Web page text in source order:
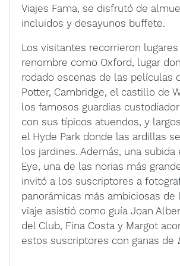
Viajes Fama, se disfrutó de
incluidos y desayunos buffete.
Los visitantes recorrieron
renombre como Oxford, lugar
rodado escenas de las películas
Potter, Cambridge, el castillo de
los famosos guardias
con sus típicos atuendos, y
el Hyde Park donde las ardillas
los jardines. Además, una subida
Eye, una de las norias más
invitó a los suscriptores a
panorámicas más ambiciosas de
viaje asistió como guía Joan
del Club, Fina Costa y Margot
estos suscriptores con ganas de